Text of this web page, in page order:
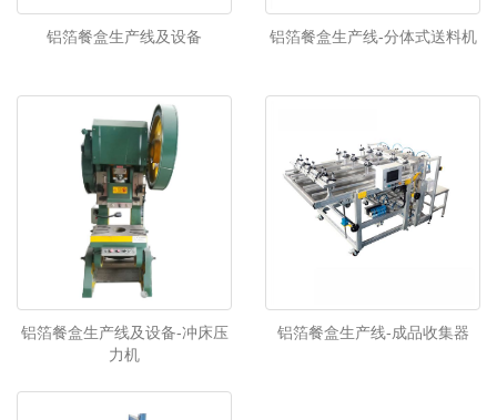
铝箔餐盒生产线及设备 铝箔餐盒生产线-分体式送料机
铝箔餐盒生产线及设备-冲床压
力机
铝箔餐盒生产线-成品收集器